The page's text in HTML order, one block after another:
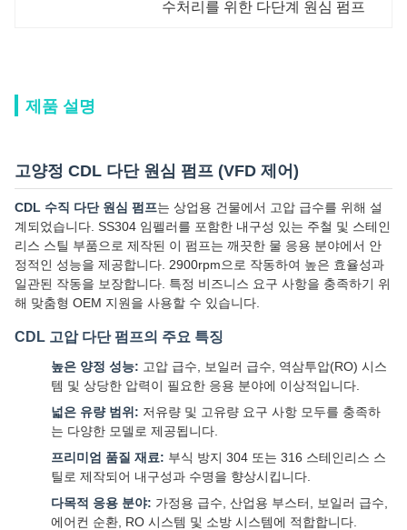
수처리를 위한 다단계 원심 펌프
제품 설명
고양정 CDL 다단 원심 펌프 (VFD 제어)
CDL 수직 다단 원심 펌프는 상업용 건물에서 고압 급수를 위해 설
계되었습니다. SS304 임펠러를 포함한 내구성 있는 주철 및 스테인
리스 스틸 부품으로 제작된 이 펌프는 깨끗한 물 응용 분야에서 안
정적인 성능을 제공합니다. 2900rpm으로 작동하여 높은 효율성과
일관된 작동을 보장합니다. 특정 비즈니스 요구 사항을 충족하기 위
해 맞춤형 OEM 지원을 사용할 수 있습니다.
CDL 고압 다단 펌프의 주요 특징
높은 양정 성능: 고압 급수, 보일러 급수, 역삼투압(RO) 시스
템 및 상당한 압력이 필요한 응용 분야에 이상적입니다.
넓은 유량 범위: 저유량 및 고유량 요구 사항 모두를 충족하
는 다양한 모델로 제공됩니다.
프리미엄 품질 재료: 부식 방지 304 또는 316 스테인리스 스
틸로 제작되어 내구성과 수명을 향상시킵니다.
다목적 응용 분야: 가정용 급수, 산업용 부스터, 보일러 급수,
에어컨 순환, RO 시스템 및 소방 시스템에 적합합니다.